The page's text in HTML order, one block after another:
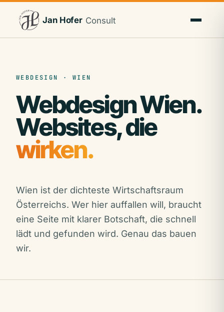
Jan Hofer Consult
WEBDESIGN · WIEN
Webdesign Wien.
Websites, die
wirken.
Wien ist der dichteste Wirtschaftsraum
Österreichs. Wer hier auffallen will, braucht
eine Seite mit klarer Botschaft, die schnell
lädt und gefunden wird. Genau das bauen
wir.